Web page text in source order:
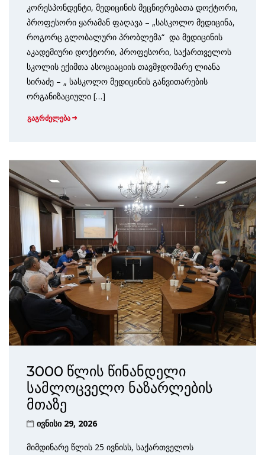
კორესპონდენტი, მედიცინის მეცნიერებათა დოქტორი,
პროფესორი ყარამან ფაღავა – „სასკოლო მედიცინა,
როგორც გლობალური პრობლემა“ და მედიცინის
აკადემიური დოქტორი, პროფესორი, საქართველოს
სკოლის ექიმთა ასოციაციის თავმჯდომარე ლიანა
სირაძე – „ სასკოლო მედიცინის განვითარების
ორგანიზაციული […]
გაგრძელება
3000 წლის წინანდელი
სამლოცველო ნაზარლების
მთაზე
ივნისი 29, 2026
მიმდინარე წლის 25 ივნისს, საქართველოს